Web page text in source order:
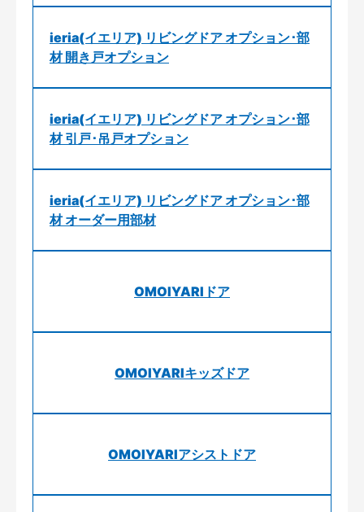
ieria(イエリア) リビングドア オプション･部
材 開き戸オプション
ieria(イエリア) リビングドア オプション･部
材 引戸･吊戸オプション
ieria(イエリア) リビングドア オプション･部
材 オーダー用部材
OMOIYARIドア
OMOIYARIキッズドア
OMOIYARIアシストドア